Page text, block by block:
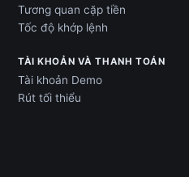
Tương quan cặp tiền
Tốc độ khớp lệnh
TÀI KHOẢN VÀ THANH TOÁN
Tài khoản Demo
Rút tối thiểu